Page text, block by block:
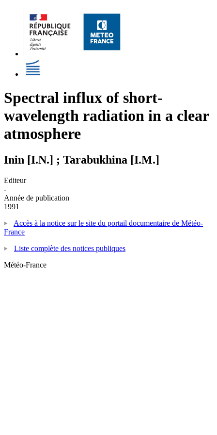
Spectral influx of short-
wavelength radiation in a clear
atmosphere
Inin [I.N.] ; Tarabukhina [I.M.]
Editeur
-
Année de publication
1991
Accès à la notice sur le site du portail documentaire de Météo-
France
Liste complète des notices publiques
Météo-France